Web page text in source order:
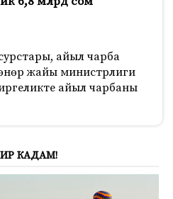
айыл чарба
жайы министрлиги
айыл чарбаны
КАДАМ!